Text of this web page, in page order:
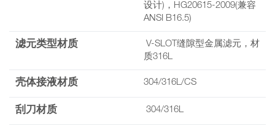
设计)，HG20615-2009(兼容
ANSI B16.5)
滤元类型材质
V-SLOT缝隙型金属滤元，材
质316L
壳体接液材质 304/316L/CS
刮刀材质 304/316L